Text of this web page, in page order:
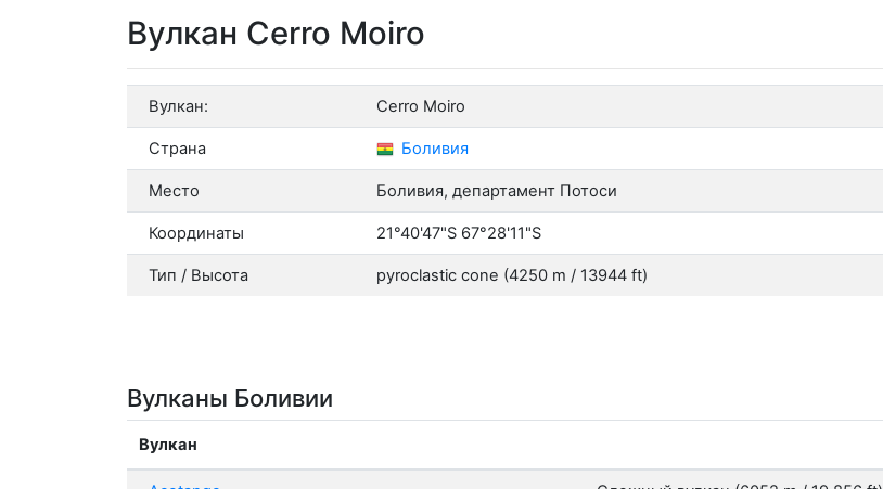
Вулкан Cerro Moiro
Вулкан: Cerro Moiro
Страна Боливия
Место Боливия, департамент Потоси
Координаты 21°40'47"S 67°28'11"S
Тип / Высота pyroclastic cone (4250 m / 13944 ft)
Вулканы Боливии
Вулкан